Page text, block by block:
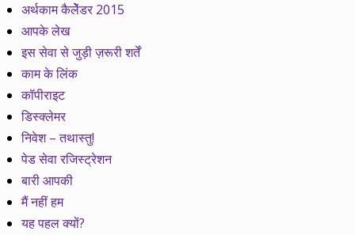
अर्थकाम कैलेेंडर 2015
आपके लेख
इस सेवा से जुड़ी ज़रूरी शर्तें
काम के लिंक
कॉपीराइट
डिस्क्लेमर
निवेश – तथास्तु!
पेड सेवा रजिस्ट्रेशन
बारी आपकी
मैं नहीं हम
यह पहल क्यों?